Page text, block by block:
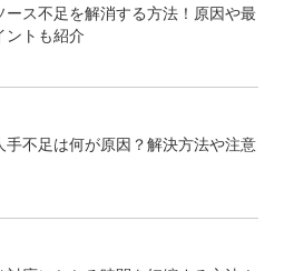
ース不足を解消する方法！原因や最
ントも紹介
手不足は何が原因？解決方法や注意